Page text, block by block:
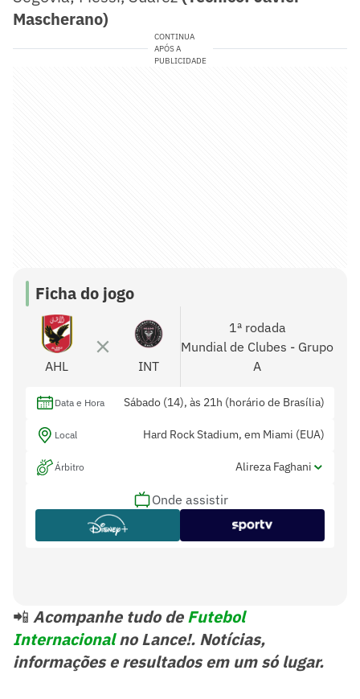
Mascherano)
CONTINUA
APÓS A
PUBLICIDADE
Ficha do jogo
AHL INT
1ª rodada
Mundial de Clubes - Grupo
A
Data e Hora Sábado (14), às 21h (horário de Brasília)
Local Hard Rock Stadium, em Miami (EUA)
Árbitro Alireza Faghani
Anton Shchetinin e Ashley Beacham
Onde assistir
📲 Acompanhe tudo deFutebol
Internacionalno Lance!. Notícias,
informações e resultados em um só lugar.